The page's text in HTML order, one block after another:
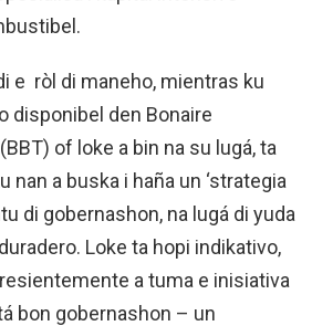
e ròl di maneho, mientras ku
disponibel den Bonaire
of loke a bin na su lugá, ta
nan a buska i haña un ‘strategia
di gobernashon, na lugá di yuda
Loke ta hopi indikativo,
a tuma e inisiativa
bon gobernashon – un